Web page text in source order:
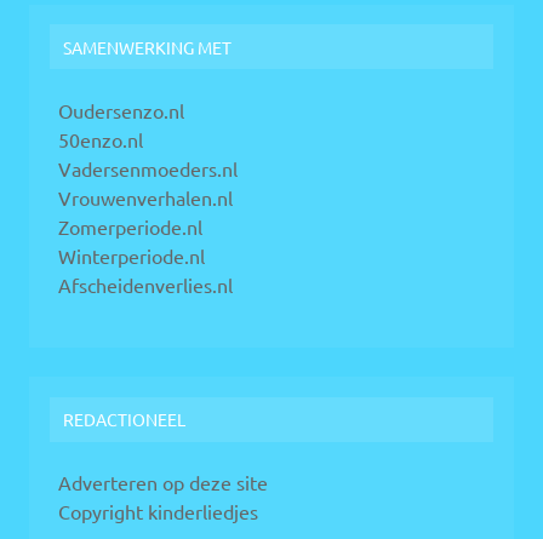
SAMENWERKING MET
Oudersenzo.nl
50enzo.nl
Vadersenmoeders.nl
Vrouwenverhalen.nl
Zomerperiode.nl
Winterperiode.nl
Afscheidenverlies.nl
REDACTIONEEL
Adverteren op deze site
Copyright kinderliedjes